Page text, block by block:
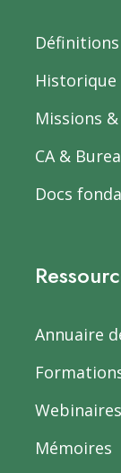
Définitions
Historique
Missions
CA &
Docs
Annuaire
Webinaires
Mémoires